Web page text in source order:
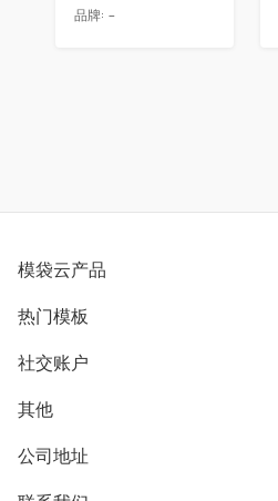
品牌: -
模袋云产品
别墅设计营销
模型协同展示分享
别墅社区
热门模板
欧式别墅
中式别墅
社交账户
B站
抖音
微信公众号
其他
用户服务协议
隐私政策
公司地址